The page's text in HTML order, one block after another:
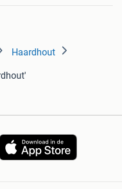
Haardhout